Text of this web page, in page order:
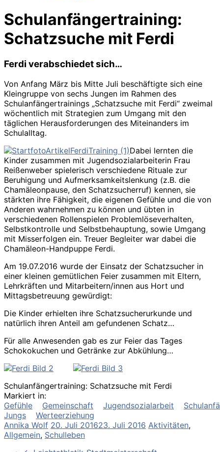
Schulanfängertraining:
Schatzsuche mit Ferdi
Ferdi verabschiedet sich…
Von Anfang März bis Mitte Juli beschäftigte sich eine
Kleingruppe von sechs Jungen im Rahmen des
Schulanfängertrainings „Schatzsuche mit Ferdi“ zweimal
wöchentlich mit Strategien zum Umgang mit den
täglichen Herausforderungen des Miteinanders im
Schulalltag.
Dabei lernten die
Kinder zusammen mit Jugendsozialarbeiterin Frau
Reißenweber spielerisch verschiedene Rituale zur
Beruhigung und Aufmerksamkeitslenkung (z.B. die
Chamäleonpause, den Schatzsucherruf) kennen, sie
stärkten ihre Fähigkeit, die eigenen Gefühle und die von
Anderen wahrnehmen zu können und übten in
verschiedenen Rollenspielen Problemlöseverhalten,
Selbstkontrolle und Selbstbehauptung, sowie Umgang
mit Misserfolgen ein. Treuer Begleiter war dabei die
Chamäleon-Handpuppe Ferdi.
Am 19.07.2016 wurde der Einsatz der Schatzsucher in
einer kleinen gemütlichen Feier zusammen mit Eltern,
Lehrkräften und Mitarbeitern/innen aus Hort und
Mittagsbetreuung gewürdigt:
Die Kinder erhielten ihre Schatzsucherurkunde und
natürlich ihren Anteil am gefundenen Schatz…
Für alle Anwesenden gab es zur Feier das Tages
Schokokuchen und Getränke zur Abkühlung…
Schulanfängertraining: Schatzsuche mit Ferdi
Markiert in:
Gefühle
Gemeinschaft Jugendsozialarbeit
Jungs
Werteerziehung
Annika Wolf 20. Juli 201623. Juli 2016 Aktivitäten,
Allgemein, Schulleben